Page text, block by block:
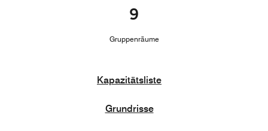
9
Gruppenräume
Kapazitätsliste
Grundrisse